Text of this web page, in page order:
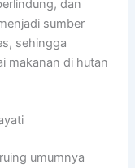
dan
sumber
sehingga
makanan di hutan
umumnya